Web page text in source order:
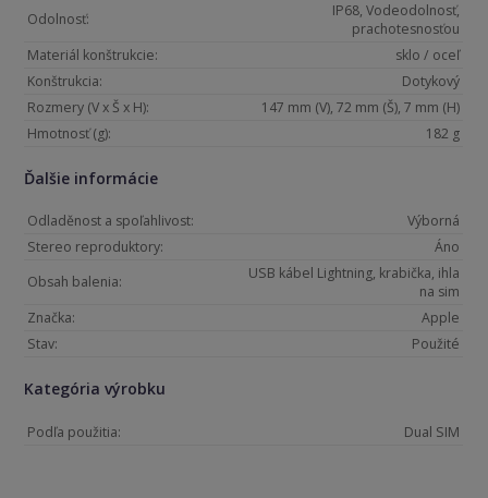
Odolnosť:
IP68, Vodeodolnosť,
prachotesnosťou
Materiál konštrukcie:
sklo / oceľ
Konštrukcia:
Dotykový
Rozmery (V x Š x H):
147 mm (V), 72 mm (Š), 7 mm (H)
Hmotnosť (g):
182 g
Ďalšie informácie
Odladěnost a spoľahlivost:
Výborná
Stereo reproduktory:
Áno
Obsah balenia:
USB kábel Lightning, krabička, ihla
na sim
Značka:
Apple
Stav:
Použité
Kategória výrobku
Podľa použitia: Dual SIM